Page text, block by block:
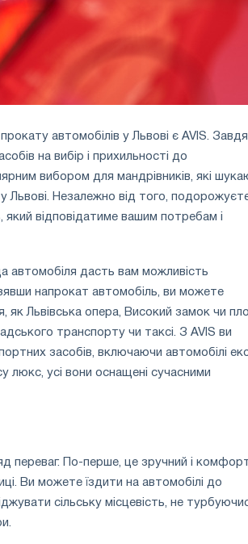
автомобілів у Львові є AVIS.
на вибір і прихильності до
вибором для мандрівників, які
Львові. Незалежно від того,
який відповідатиме вашим потребам і
автомобіля дасть вам можливість
напрокат автомобіль, ви можете
як Львівська опера, Високий замок чи
транспорту чи таксі. З AVIS ви
засобів, включаючи автомобілі
люкс, усі вони оснащені сучасними
переваг. По-перше, це зручний і
Ви можете їздити на автомобілі до
сільську місцевість, не